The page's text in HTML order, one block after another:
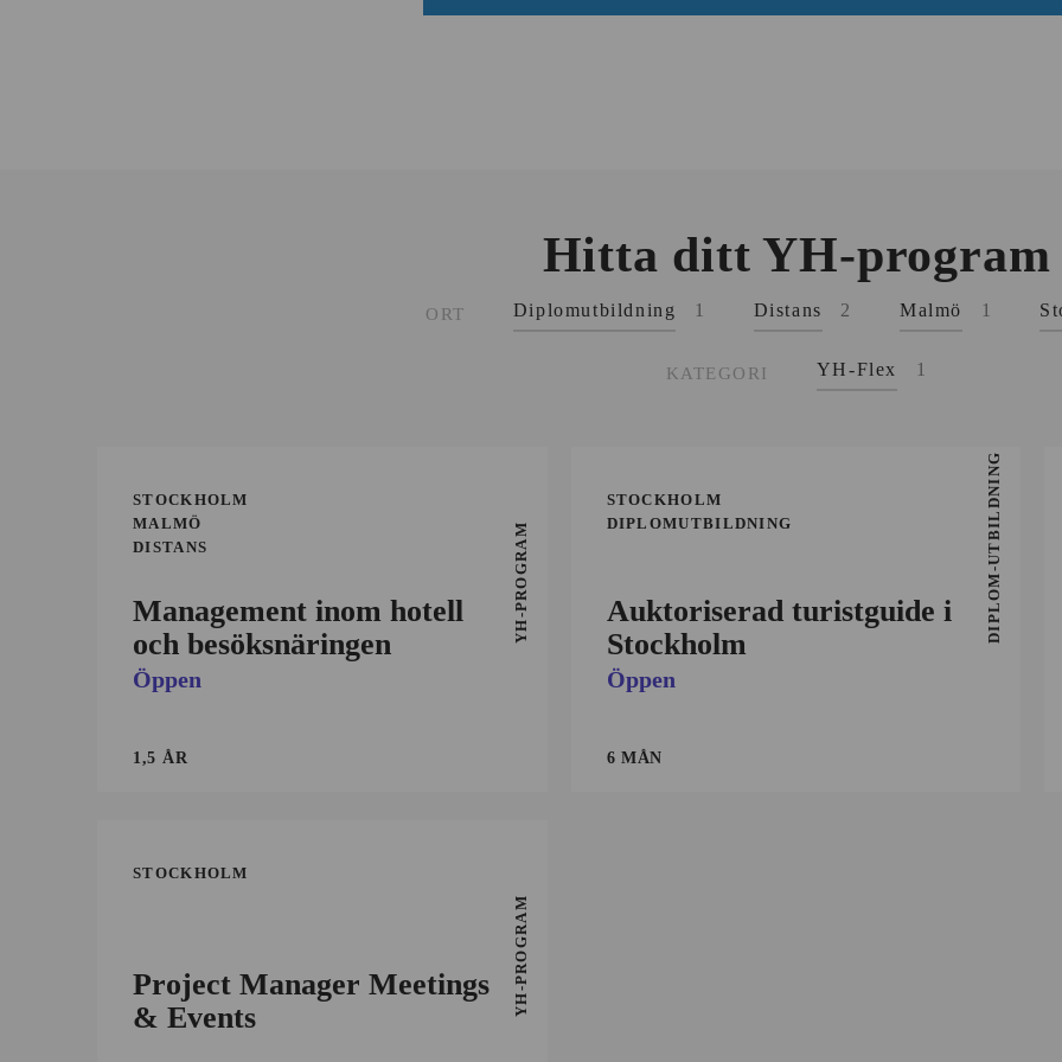
Hitta ditt YH-program
ORT Diplomutbildning 1 Distans 2 Malmö 1
KATEGORI YH-Flex 1
STOCKHOLM
MALMÖ
DISTANS
Management inom hotell
och besöksnäringen
Öppen
YH-PROGRAM
1,5 ÅR
STOCKHOLM
DIPLOMUTBILDNING
Auktoriserad turistguide i
Stockholm
Öppen
DIPLOM-UTBILDNING
6 MÅN
STOCKHOLM
Project Manager Meetings
& Events
YH-PROGRAM